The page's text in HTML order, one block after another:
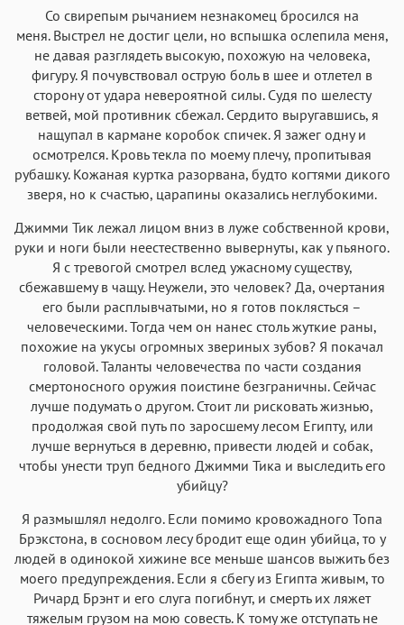
Со свирепым рычанием незнакомец бросился на
меня. Выстрел не достиг цели, но вспышка ослепила меня,
не давая разглядеть высокую, похожую на человека,
фигуру. Я почувствовал острую боль в шее и отлетел в
сторону от удара невероятной силы. Судя по шелесту
ветвей, мой противник сбежал. Сердито выругавшись, я
нащупал в кармане коробок спичек. Я зажег одну и
осмотрелся. Кровь текла по моему плечу, пропитывая
рубашку. Кожаная куртка разорвана, будто когтями дикого
зверя, но к счастью, царапины оказались неглубокими.
Джимми Тик лежал лицом вниз в луже собственной крови,
руки и ноги были неестественно вывернуты, как у пьяного.
Я с тревогой смотрел вслед ужасному существу,
сбежавшему в чащу. Неужели, это человек? Да, очертания
его были расплывчатыми, но я готов поклясться –
человеческими. Тогда чем он нанес столь жуткие раны,
похожие на укусы огромных звериных зубов? Я покачал
головой. Таланты человечества по части создания
смертоносного оружия поистине безграничны. Сейчас
лучше подумать о другом. Стоит ли рисковать жизнью,
продолжая свой путь по заросшему лесом Египту, или
лучше вернуться в деревню, привести людей и собак,
чтобы унести труп бедного Джимми Тика и выследить его
убийцу?
Я размышлял недолго. Если помимо кровожадного Топа
Брэкстона, в сосновом лесу бродит еще один убийца, то у
людей в одинокой хижине все меньше шансов выжить без
моего предупреждения. Если я сбегу из Египта живым, то
Ричард Брэнт и его слуга погибнут, и смерть их ляжет
тяжелым грузом на мою совесть. К тому же отступать не